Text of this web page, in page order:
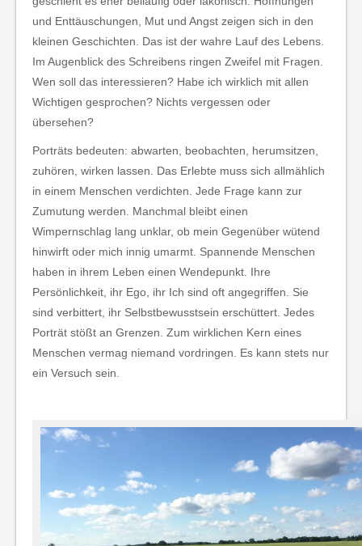
und Enttäuschungen, Mut und Angst zeigen sich in den
kleinen Geschichten. Das ist der wahre Lauf des Lebens.
Im Augenblick des Schreibens ringen Zweifel mit Fragen.
Wen soll das interessieren? Habe ich wirklich mit allen
Wichtigen gesprochen? Nichts vergessen oder
übersehen?
Porträts bedeuten: abwarten, beobachten, herumsitzen,
zuhören, wirken lassen. Das Erlebte muss sich allmählich
in einem Menschen verdichten. Jede Frage kann zur
Zumutung werden. Manchmal bleibt einen
Wimpernschlag lang unklar, ob mein Gegenüber wütend
hinwirft oder mich innig umarmt. Spannende Menschen
haben in ihrem Leben einen Wendepunkt. Ihre
Persönlichkeit, ihr Ego, ihr Ich sind oft angegriffen. Sie
sind verbittert, ihr Selbstbewusstsein erschüttert. Jedes
Porträt stößt an Grenzen. Zum wirklichen Kern eines
Menschen vermag niemand vordringen. Es kann stets nur
ein Versuch sein.